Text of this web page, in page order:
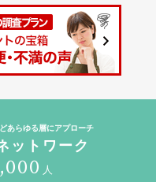
あらゆる層にアプローチ
ットワーク
人